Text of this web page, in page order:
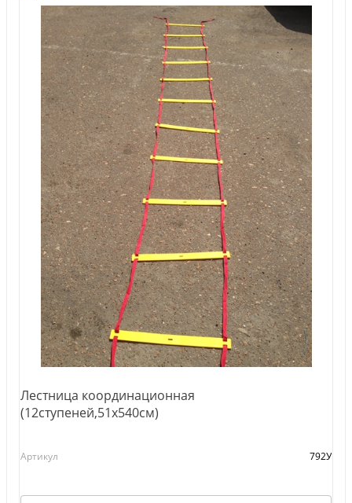
Лестница координационная
(12ступеней,51х540см)
Артикул 792У